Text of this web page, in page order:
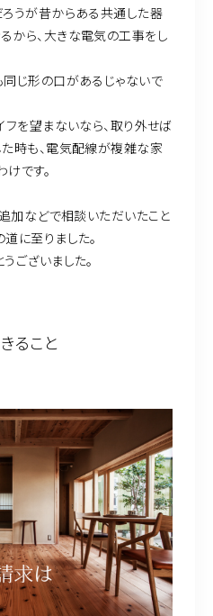
ろうが昔からある共通した器
から、大きな電気の工事をし
同じ形の口があるじゃないで
フを望まないなら、取り外せば
た時も、電気配線が複雑な家
です。
加などで相談いただいたこと
に至りました。
ございました。
ること